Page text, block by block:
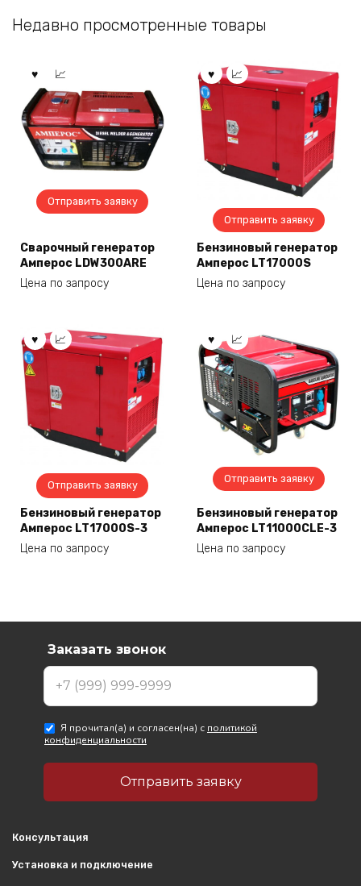
Недавно просмотренные товары
Отправить заявку
Сварочный генератор
Амперос LDW300ARE
Цена по запросу
Отправить заявку
Бензиновый генератор
Амперос LT17000S
Цена по запросу
Отправить заявку
Бензиновый генератор
Амперос LT17000S-3
Цена по запросу
Отправить заявку
Бензиновый генератор
Амперос LT11000CLE-3
Цена по запросу
Консультация
Установка и подключение